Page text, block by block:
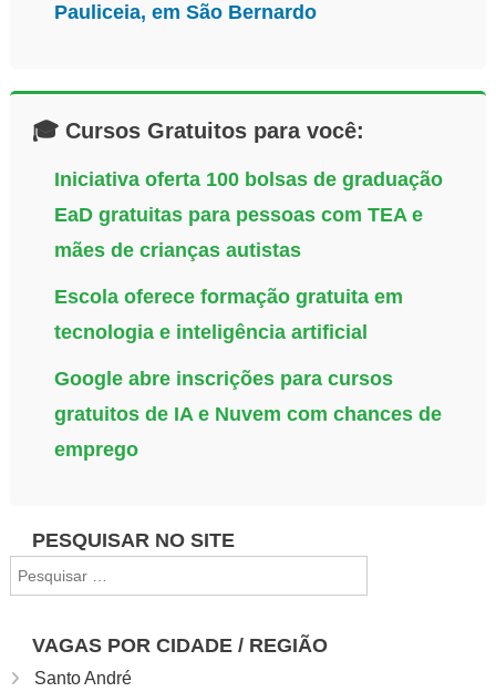
Pauliceia, em São Bernardo
🎓 Cursos Gratuitos para você:
Iniciativa oferta 100 bolsas de graduação
EaD gratuitas para pessoas com TEA e
mães de crianças autistas
Escola oferece formação gratuita em
tecnologia e inteligência artificial
Google abre inscrições para cursos
gratuitos de IA e Nuvem com chances de
emprego
Navegação
de
Post
PESQUISAR NO SITE
por:
VAGAS POR CIDADE / REGIÃO
Santo André